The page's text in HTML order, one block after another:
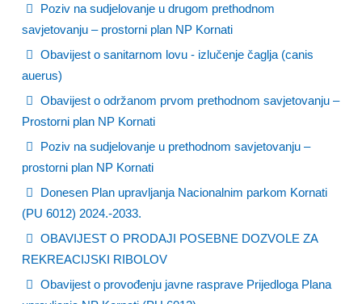
Poziv na sudjelovanje u drugom prethodnom
savjetovanju – prostorni plan NP Kornati
Obavijest o sanitarnom lovu - izlučenje čaglja (canis
auerus)
Obavijest o održanom prvom prethodnom savjetovanju –
Prostorni plan NP Kornati
Poziv na sudjelovanje u prethodnom savjetovanju –
prostorni plan NP Kornati
Donesen Plan upravljanja Nacionalnim parkom Kornati
(PU 6012) 2024.-2033.
OBAVIJEST O PRODAJI POSEBNE DOZVOLE ZA
REKREACIJSKI RIBOLOV
Obavijest o provođenju javne rasprave Prijedloga Plana